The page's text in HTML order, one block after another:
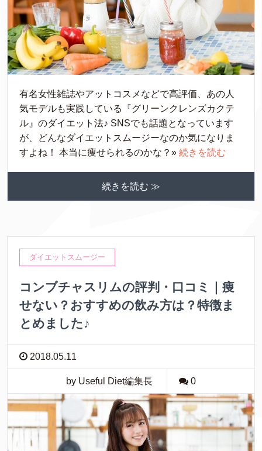
有名女性雑誌やアットコスメなどで高評価、あの人
気モデルも実践している『グリーンクレンズカクテ
ル』のダイエット法♪ SNSでも話題となっています
が、どんなダイエットスムージーなのか気になりま
すよね！ 本当に痩せられるのかな？» 続きを読む
続きを読む ≫
ダイエットスムージー
コンブチャスリムの評判・口コミ｜痩
せない？おすすめの飲み方は？特徴ま
とめました♪
2018.05.11
by Useful Diet編集長 0